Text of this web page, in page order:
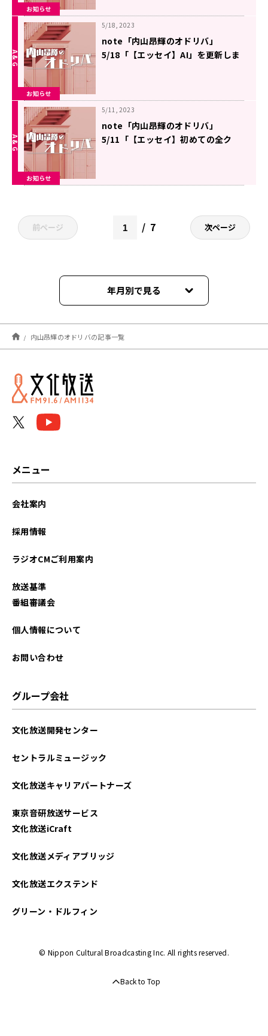
お知らせ
お知らせ
5/18, 2023
note「内山昂輝のオドリバ」
5/18「【エッセイ】AI」を更新しま
お知らせ
5/11, 2023
note「内山昂輝のオドリバ」
5/11「【エッセイ】初めての全ク
前ページ 7 次ページ
年月別で見る
2023年09月
2023年08月
2023年07月
2022年10月
2022年07月
2022年02月
2022年01月
2021年12月
内山昂輝のオドリバの記事一覧
メニュー
会社案内
採用情報
ラジオCMご利用案内
放送基準
番組審議会
個人情報について
お問い合わせ
グループ会社
文化放送開発センター
セントラルミュージック
文化放送キャリアパートナーズ
東京音研放送サービス
文化放送iCraft
文化放送メディアブリッジ
文化放送エクステンド
グリーン・ドルフィン
© Nippon Cultural Broadcasting Inc. All rights reserved.
Back to Top